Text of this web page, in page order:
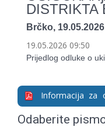
DISTRIKTA
Brčko,
19.05.2026 09:50
Prijedlog odluke o
Informacija za
Odaberite